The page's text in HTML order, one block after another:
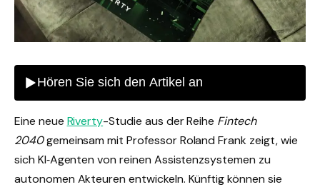
Eine neue Riverty-Studie aus der Reihe Fintech
2040gemeinsam mit Professor Roland Frank zeigt, wie
sich KI‑Agenten von reinen Assistenzsystemen zu
autonomen Akteuren entwickeln. Künftig können sie